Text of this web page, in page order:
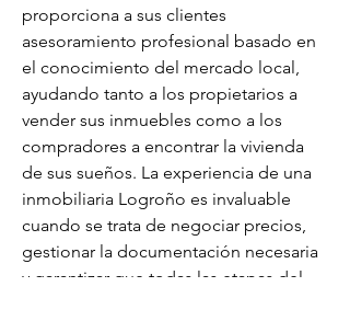
proporciona a sus clientes
asesoramiento profesional basado en
el conocimiento del mercado local,
ayudando tanto a los propietarios a
vender sus inmuebles como a los
compradores a encontrar la vivienda
de sus sueños. La experiencia de una
inmobiliaria Logroño es invaluable
cuando se trata de negociar precios,
gestionar la documentación necesaria
y garantizar que todas las etapas del